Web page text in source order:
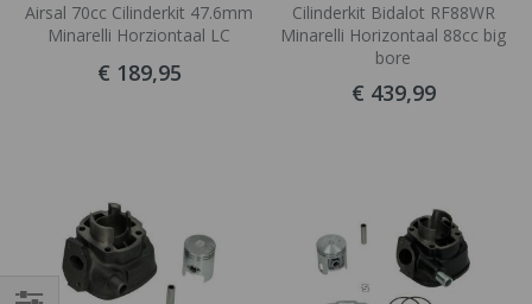
Airsal 70cc Cilinderkit 47.6mm
Minarelli Horziontaal LC
€ 189,95
Cilinderkit Bidalot RF88WR
Minarelli Horizontaal 88cc big
bore
€ 439,99